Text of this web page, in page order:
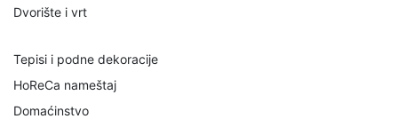
Dvorište i vrt
Tepisi i podne dekoracije
HoReCa nameštaj
Domaćinstvo